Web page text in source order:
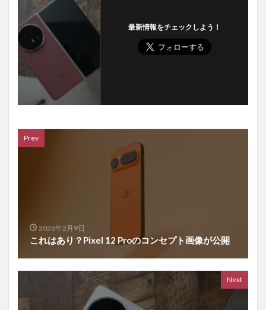
最新情報をチェックしよう！
Prev
2026年2月9日
これはあり？Pixel 12 Proのコンセプト画像が公開
Next